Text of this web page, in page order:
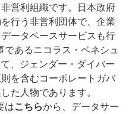
営利組織です。日本政府
行う非営利団体で、企業
ータベースサービスも行
あるニコラス・ベネシュ
、ジェンダー・ダイバー
を含むコーポレートガバ
た人物であります。
はこちらから、データサー